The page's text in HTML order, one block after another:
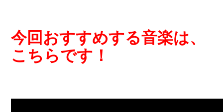
今回おすすめする音楽は、
こちらです！